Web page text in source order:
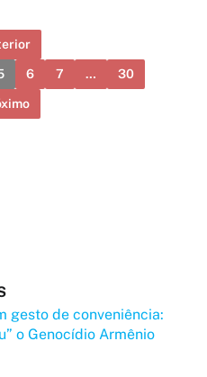
6 7 … 30
gesto de conveniência:
o Genocídio Armênio